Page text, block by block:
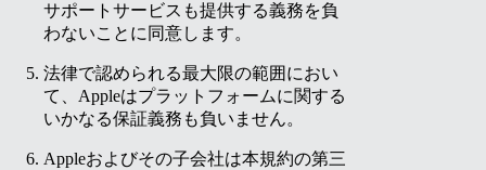
サポートサービスも提供する義務を負
わないことに同意します。
法律で認められる最大限の範囲におい
て、Appleはプラットフォームに関する
いかなる保証義務も負いません。
Appleおよびその子会社は本規約の第三